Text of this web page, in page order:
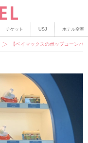
チケット USJ ホテル空室
【ベイマックスのポップコーンバ